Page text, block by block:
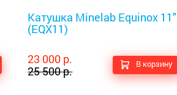
Катушка Minelab Equinox 11"
(EQX11)
23 000 р.
25 500 р.
В корзину